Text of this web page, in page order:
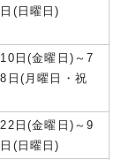
(日曜日)
日(金曜日)～7
日(月曜日・祝
日(金曜日)～9
(日曜日)